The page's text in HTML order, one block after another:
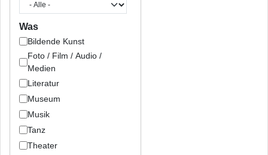
Was
Bildende Kunst
Foto / Film / Audio /
Medien
Literatur
Museum
Musik
Tanz
Theater